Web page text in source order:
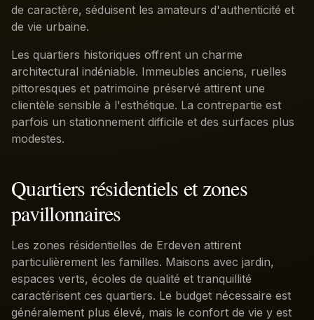
de caractère, séduisent les amateurs d'authenticité et
de vie urbaine.
Les quartiers historiques offrent un charme
architectural indéniable. Immeubles anciens, ruelles
pittoresques et patrimoine préservé attirent une
clientèle sensible à l'esthétique. La contrepartie est
parfois un stationnement difficile et des surfaces plus
modestes.
Quartiers résidentiels et zones
pavillonnaires
Les zones résidentielles de Erdeven attirent
particulièrement les familles. Maisons avec jardin,
espaces verts, écoles de qualité et tranquillité
caractérisent ces quartiers. Le budget nécessaire est
généralement plus élevé, mais le confort de vie y est